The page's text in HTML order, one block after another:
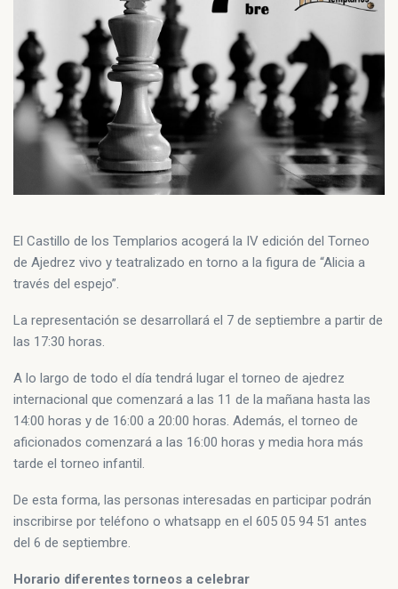
El Castillo de los Templarios acogerá la IV edición del Torneo
de Ajedrez vivo y teatralizado en torno a la figura de “Alicia a
través del espejo”.
La representación se desarrollará el 7 de septiembre a partir de
las 17:30 horas.
A lo largo de todo el día tendrá lugar el torneo de ajedrez
internacional que comenzará a las 11 de la mañana hasta las
14:00 horas y de 16:00 a 20:00 horas. Además, el torneo de
aficionados comenzará a las 16:00 horas y media hora más
tarde el torneo infantil.
De esta forma, las personas interesadas en participar podrán
inscribirse por teléfono o whatsapp en el 605 05 94 51 antes
del 6 de septiembre.
Horario diferentes torneos a celebrar